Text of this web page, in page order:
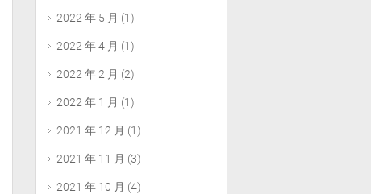
2022 年 5 月 (1)
2022 年 4 月 (1)
2022 年 2 月 (2)
2022 年 1 月 (1)
2021 年 12 月 (1)
2021 年 11 月 (3)
2021 年 10 月 (4)